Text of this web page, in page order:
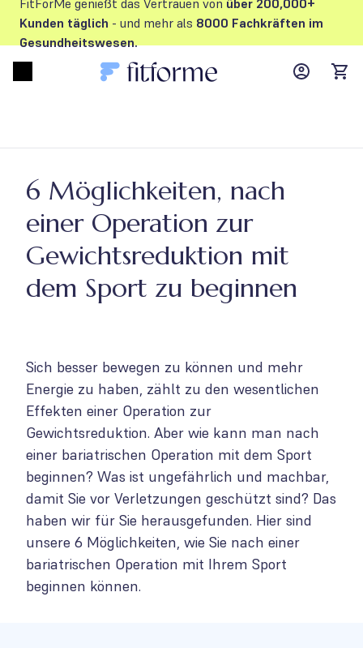
FitForMe genießt das Vertrauen von über 200,000+
Kunden täglich - und mehr als 8000 Fachkräften im
Gesundheitswesen.
MyFFM
6 Möglichkeiten, nach
einer Operation zur
Gewichtsreduktion mit
dem Sport zu beginnen
Sich besser bewegen zu können und mehr
Energie zu haben, zählt zu den wesentlichen
Effekten einer Operation zur
Gewichtsreduktion. Aber wie kann man nach
einer bariatrischen Operation mit dem Sport
beginnen? Was ist ungefährlich und machbar,
damit Sie vor Verletzungen geschützt sind? Das
haben wir für Sie herausgefunden. Hier sind
unsere 6 Möglichkeiten, wie Sie nach einer
bariatrischen Operation mit Ihrem Sport
beginnen können.